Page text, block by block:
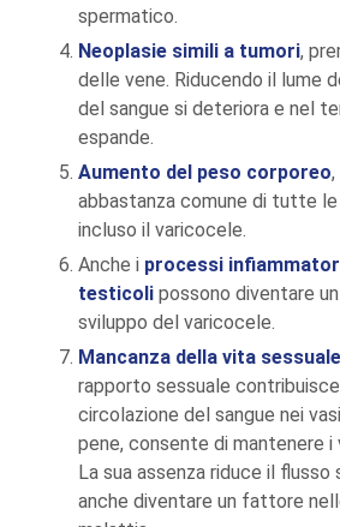
spermatico.
Neoplasie simili a tumori,
delle vene. Riducendo il lume
del sangue si deteriora e nel
espande.
Aumento del peso corporeo
abbastanza comune di tutte
incluso il varicocele.
Anche i processi
testicoli possono diventare
sviluppo del varicocele.
Mancanza della vita
rapporto sessuale
circolazione del sangue nei
pene, consente di mantenere i
La sua assenza riduce il flusso
anche diventare un fattore